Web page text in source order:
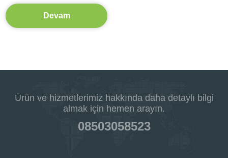
Devam
Ürün ve hizmetlerimiz hakkında daha detaylı bilgi
almak için hemen arayın.
08503058523